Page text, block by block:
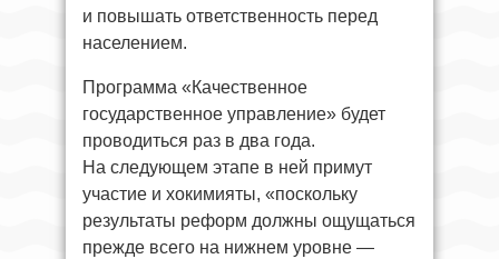
и повышать ответственность перед
населением.
Программа «Качественное
государственное управление» будет
проводиться раз в два года.
На следующем этапе в ней примут
участие и хокимияты, «поскольку
результаты реформ должны ощущаться
прежде всего на нижнем уровне —